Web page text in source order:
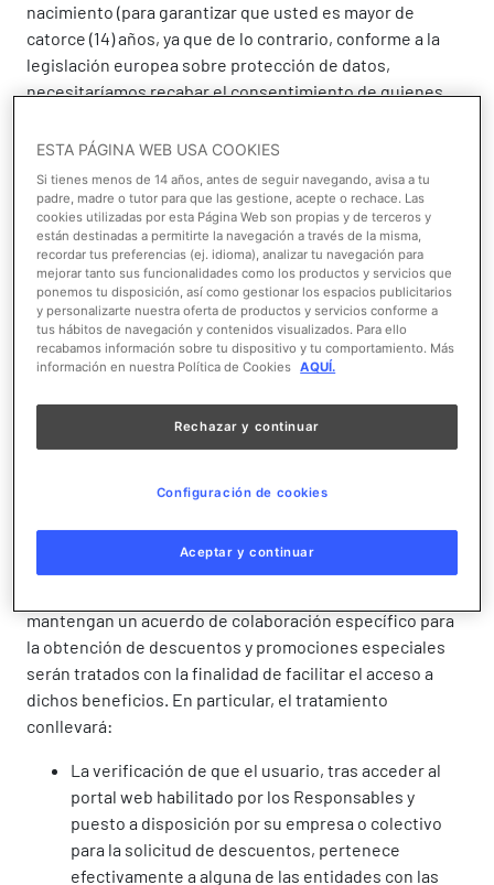
nacimiento (para garantizar que usted es mayor de
catorce (14) años, ya que de lo contrario, conforme a la
legislación europea sobre protección de datos,
necesitaríamos recabar el consentimiento de quienes
garantizar que cualquier comunicación que le enviemos a
los efectos descritos anteriormente, se realiza en el
idioma del país que usted haya proporcionado para
garantizar en todo momento la comprensión de la
misma).
Base de legitimación: la base que legitima el tratamiento
de sus datos personales es la ejecución del contrato
suscrito entre usted y los responsables por la compra o
reserva de productos y servicios (condiciones de
contratación). Sin los datos personales indicados, no se
podría formalizar la compra o reserva de productos y
servicios de los Responsables.
Tratamiento de datos personales en el marco de
Los datos personales de los usuarios que pertenezcan a
mantengan un acuerdo de colaboración específico para
la obtención de descuentos y promociones especiales
serán tratados con la finalidad de facilitar el acceso a
dichos beneficios. En particular, el tratamiento
conllevará:
La verificación de que el usuario, tras acceder al
portal web habilitado por los Responsables y
puesto a disposición por su empresa o colectivo
para la solicitud de descuentos, pertenece
efectivamente a alguna de las entidades con las
ESTA PÁGINA WEB USA COOKIES
Si tienes menos de 14 años, antes de seguir navegando, avisa a tu
padre, madre o tutor para que las gestione, acepte o rechace. Las
cookies utilizadas por esta Página Web son propias y de terceros y
están destinadas a permitirte la navegación a través de la misma,
recordar tus preferencias (ej. idioma), analizar tu navegación para
mejorar tanto sus funcionalidades como los productos y servicios que
ponemos tu disposición, así como gestionar los espacios publicitarios
y personalizarte nuestra oferta de productos y servicios conforme a
tus hábitos de navegación y contenidos visualizados. Para ello
recabamos información sobre tu dispositivo y tu comportamiento. Más
información en nuestra Política de Cookies AQUÍ.
Rechazar y continuar
Aceptar y continuar
Configuración de cookies